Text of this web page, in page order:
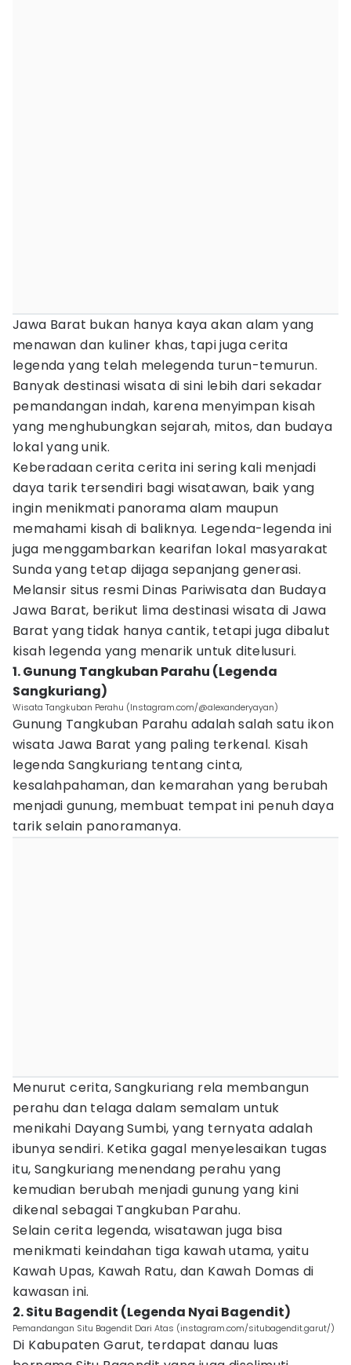
Jawa Barat bukan hanya kaya akan alam yang
menawan dan kuliner khas, tapi juga cerita
legenda yang telah melegenda turun-temurun.
Banyak destinasi wisata di sini lebih dari sekadar
pemandangan indah, karena menyimpan kisah
yang menghubungkan sejarah, mitos, dan budaya
lokal yang unik.
Keberadaan cerita cerita ini sering kali menjadi
daya tarik tersendiri bagi wisatawan, baik yang
ingin menikmati panorama alam maupun
memahami kisah di baliknya. Legenda-legenda ini
juga menggambarkan kearifan lokal masyarakat
Sunda yang tetap dijaga sepanjang generasi.
Melansir situs resmi Dinas Pariwisata dan Budaya
Jawa Barat, berikut lima destinasi wisata di Jawa
Barat yang tidak hanya cantik, tetapi juga dibalut
kisah legenda yang menarik untuk ditelusuri.
1. Gunung Tangkuban Parahu (Legenda
Sangkuriang)
Wisata Tangkuban Perahu (Instagram.com/@alexanderyayan)
Gunung Tangkuban Parahu adalah salah satu ikon
wisata Jawa Barat yang paling terkenal. Kisah
legenda Sangkuriang tentang cinta,
kesalahpahaman, dan kemarahan yang berubah
menjadi gunung, membuat tempat ini penuh daya
tarik selain panoramanya.
Menurut cerita, Sangkuriang rela membangun
perahu dan telaga dalam semalam untuk
menikahi Dayang Sumbi, yang ternyata adalah
ibunya sendiri. Ketika gagal menyelesaikan tugas
itu, Sangkuriang menendang perahu yang
kemudian berubah menjadi gunung yang kini
dikenal sebagai Tangkuban Parahu.
Selain cerita legenda, wisatawan juga bisa
menikmati keindahan tiga kawah utama, yaitu
Kawah Upas, Kawah Ratu, dan Kawah Domas di
kawasan ini.
2. Situ Bagendit (Legenda Nyai Bagendit)
Pemandangan Situ Bagendit Dari Atas (instagram.com/situbagendit.garut/)
Di Kabupaten Garut, terdapat danau luas